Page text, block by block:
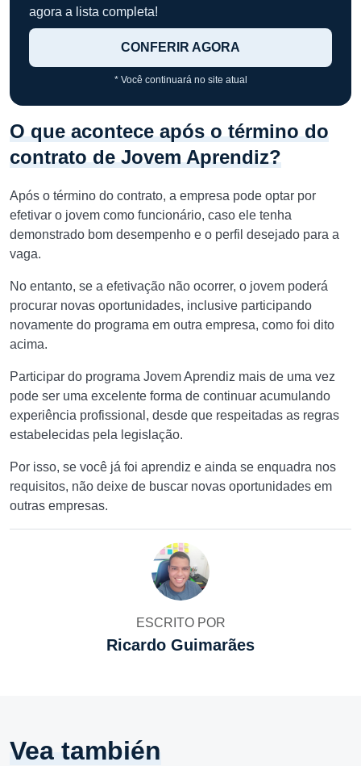
agora a lista completa!
CONFERIR AGORA
* Você continuará no site atual
O que acontece após o término do
contrato de Jovem Aprendiz?
Após o término do contrato, a empresa pode optar por
efetivar o jovem como funcionário, caso ele tenha
demonstrado bom desempenho e o perfil desejado para a
vaga.
No entanto, se a efetivação não ocorrer, o jovem poderá
procurar novas oportunidades, inclusive participando
novamente do programa em outra empresa, como foi dito
acima.
Participar do programa Jovem Aprendiz mais de uma vez
pode ser uma excelente forma de continuar acumulando
experiência profissional, desde que respeitadas as regras
estabelecidas pela legislação.
Por isso, se você já foi aprendiz e ainda se enquadra nos
requisitos, não deixe de buscar novas oportunidades em
outras empresas.
ESCRITO POR
Ricardo Guimarães
Vea también